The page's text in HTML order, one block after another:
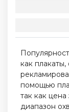
как
помощью
так как
диапазон